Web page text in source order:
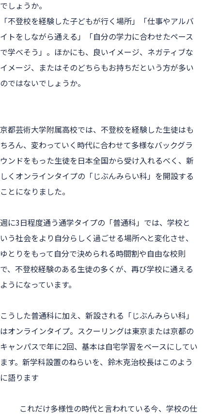
でしょうか。
「不登校を経験した子どもが行く場所」「仕事やアルバ
イトをしながら通える」「自分の学力に合わせたペース
で学べそう」。ほかにも、良いイメージ、ネガティブな
イメージ、またはそのどちらもお持ちだという方が多い
のではないでしょうか。
京都芸術大学附属高校では、不登校を経験した生徒はも
ちろん、変わっていく時代に合わせて多様なバックグラ
ウンドをもった生徒を日本全国から受け入れるべく、新
しくオンラインタイプの「じぶんみらい科」を開設する
ことになりました。
週に3日程度通う通学タイプの「普通科」では、学校と
いう社会をより自分らしく過ごせる場所へと変化させ、
ゆとりをもって自分で決められる時間割や自由な校則
で、不登校経験のある生徒の多くが、再び学校に通える
ようになっています。
こうした普通科に加え、新設される「じぶんみらい科」
はオンラインタイプ。スクーリングは東京または京都の
キャンパスで年に2回、基本は自宅学習をベースにしてい
ます。新学科設置のねらいを、鈴木克治校長はこのよう
に語ります
これだけ多様性の時代と言われている今、学校の仕